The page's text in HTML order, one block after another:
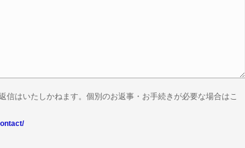
信はいたしかねます。個別のお返事・お手続きが必要な場合はこ